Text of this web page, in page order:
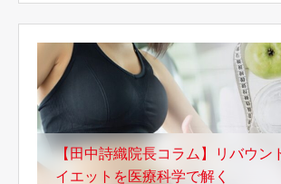
【田中詩織院長コラム】リバウン
イエットを医療科学で解く